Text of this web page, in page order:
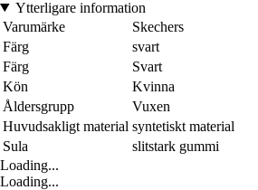
Ytterligare information
Varumärke
Skechers
Färg
svart
Färg
Svart
Kön
Kvinna
Åldersgrupp
Vuxen
Huvudsakligt material syntetiskt material
Sula
slitstark gummi
Loading...
Loading...